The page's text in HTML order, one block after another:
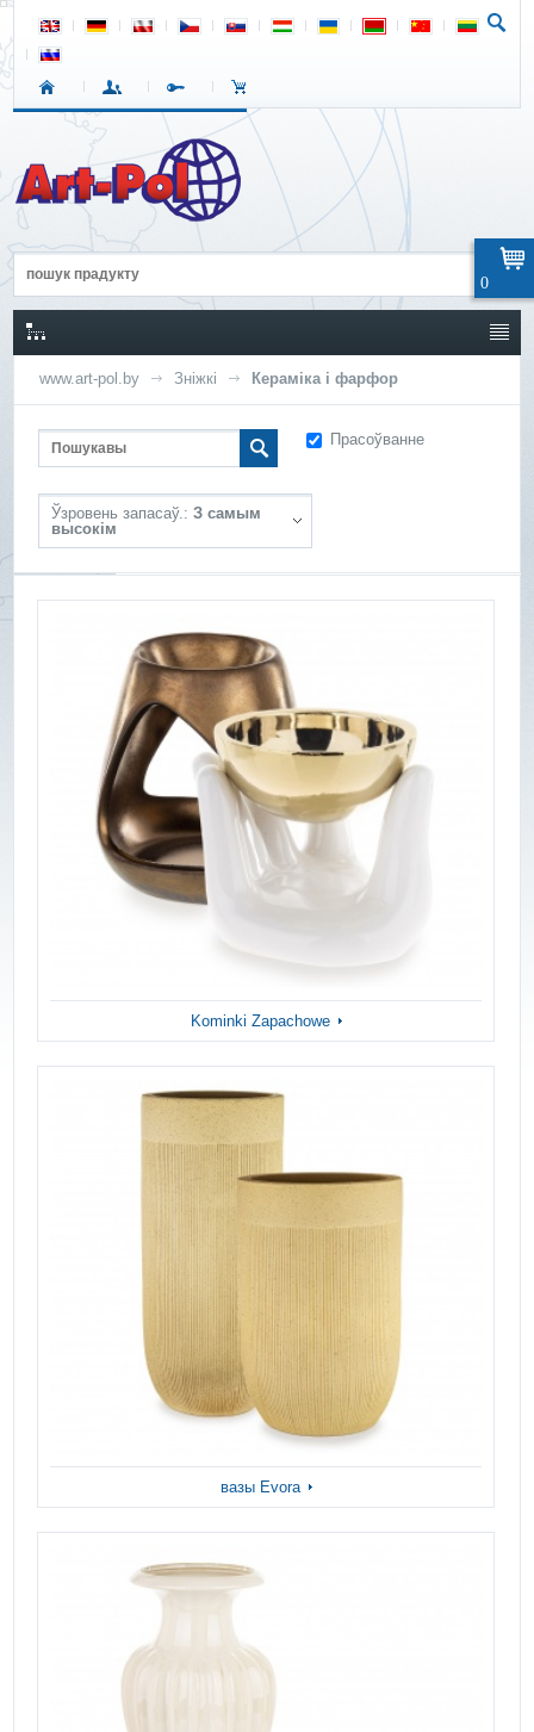
www.art-pol.by Зніжкі Кераміка і фарфор
Прасоўванне
Ўзровень запасаў.: З самым
высокім
Kominki Zapachowe
вазы Evora
0